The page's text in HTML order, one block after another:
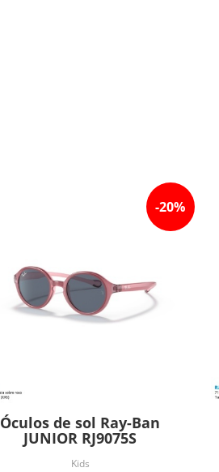
-20%
Óculos de sol Ray-Ban
JUNIOR RJ9075S
Kids